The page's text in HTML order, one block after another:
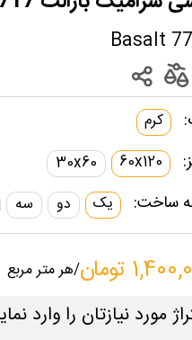
Basalt
کرم
60x120
30x60
ساخت: یک دو سه
تومان /هر متر مربع
مورد نیازتان را وارد